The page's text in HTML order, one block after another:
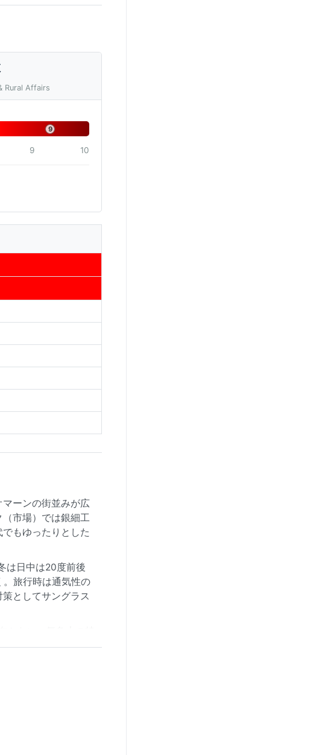
Rural Affairs
9
9 10
ーンの街並みが広
市場）では銀細工
もゆったりとした
は日中は20度前後
。旅行時は通気性の
としてサングラス
、にわか雨が峡谷